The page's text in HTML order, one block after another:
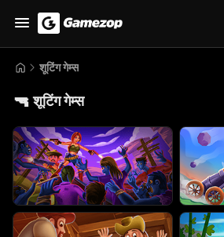
शूटिंग गेम्स
🔫 शूटिंग गेम्स